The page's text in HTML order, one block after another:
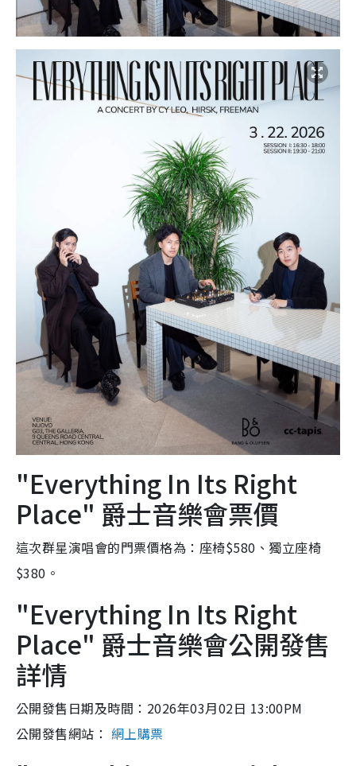
"Everything In Its Right
Place" 爵士音樂會票價
這次群星演唱會的門票價格為：座椅$580、獨立座椅
$380。
"Everything In Its Right
Place" 爵士音樂會公開發售
詳情
公開發售日期及時間：2026年03月02日 13:00PM
公開發售網站： 網上購票